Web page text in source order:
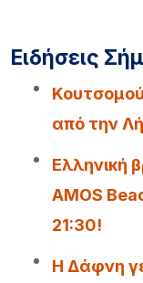
Ειδήσεις
από την
Ελληνική
AMOS
21:30!
Η Δάφνη